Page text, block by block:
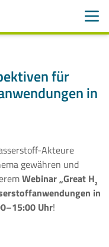
für
in
Akteure
gewähren und
Webinar „Great H₂
in
Uhr!